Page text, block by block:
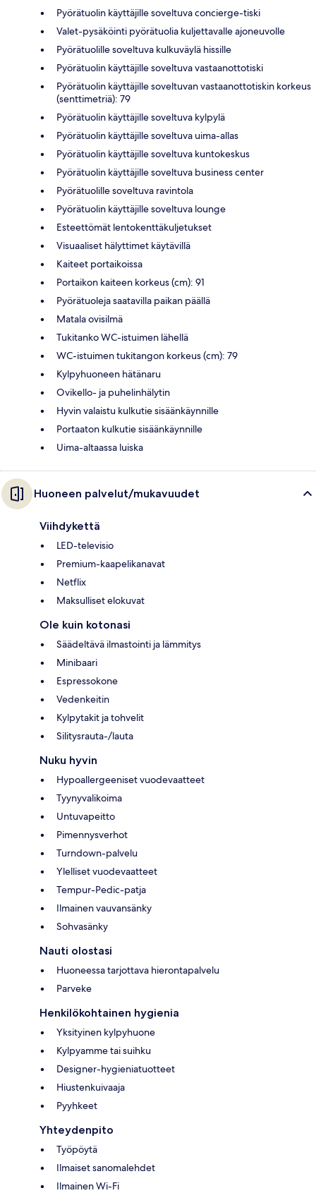
Pyörätuolin käyttäjille soveltuva concierge-tiski
Valet-pysäköinti pyörätuolia kuljettavalle ajoneuvolle
Pyörätuolille soveltuva kulkuväylä hissille
Pyörätuolin käyttäjille soveltuva vastaanottotiski
Pyörätuolin käyttäjille soveltuvan vastaanottotiskin korkeus
(senttimetriä): 79
Pyörätuolin käyttäjille soveltuva kylpylä
Pyörätuolin käyttäjille soveltuva uima-allas
Pyörätuolin käyttäjille soveltuva kuntokeskus
Pyörätuolin käyttäjille soveltuva business center
Pyörätuolille soveltuva ravintola
Pyörätuolin käyttäjille soveltuva lounge
Esteettömät lentokenttäkuljetukset
Visuaaliset hälyttimet käytävillä
Kaiteet portaikoissa
Portaikon kaiteen korkeus (cm): 91
Pyörätuoleja saatavilla paikan päällä
Matala ovisilmä
Tukitanko WC-istuimen lähellä
WC-istuimen tukitangon korkeus (cm): 79
Kylpyhuoneen hätänaru
Ovikello- ja puhelinhälytin
Hyvin valaistu kulkutie sisäänkäynnille
Portaaton kulkutie sisäänkäynnille
Uima-altaassa luiska
Huoneen palvelut/mukavuudet
Viihdykettä
LED-televisio
Premium-kaapelikanavat
Netflix
Maksulliset elokuvat
Ole kuin kotonasi
Säädeltävä ilmastointi ja lämmitys
Minibaari
Espressokone
Vedenkeitin
Kylpytakit ja tohvelit
Silitysrauta-/lauta
Nuku hyvin
Hypoallergeeniset vuodevaatteet
Tyynyvalikoima
Untuvapeitto
Pimennysverhot
Turndown-palvelu
Ylelliset vuodevaatteet
Tempur-Pedic-patja
Ilmainen vauvansänky
Sohvasänky
Nauti olostasi
Huoneessa tarjottava hierontapalvelu
Parveke
Henkilökohtainen hygienia
Yksityinen kylpyhuone
Kylpyamme tai suihku
Designer-hygieniatuotteet
Hiustenkuivaaja
Pyyhkeet
Yhteydenpito
Työpöytä
Ilmaiset sanomalehdet
Ilmainen Wi-Fi